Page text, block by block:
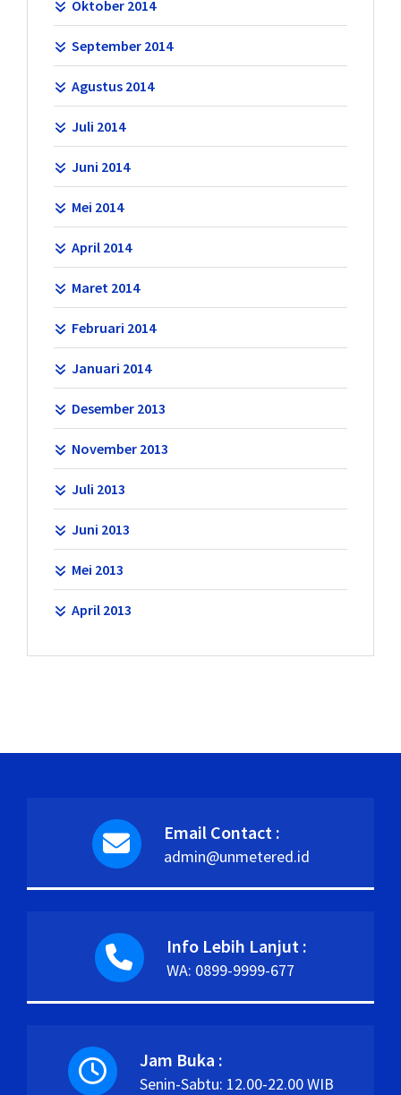
Oktober 2014
September 2014
Agustus 2014
Juli 2014
Juni 2014
Mei 2014
April 2014
Maret 2014
Februari 2014
Januari 2014
Desember 2013
November 2013
Juli 2013
Juni 2013
Mei 2013
April 2013
Email Contact :
admin@unmetered.id
Info Lebih Lanjut :
WA: 0899-9999-677
Jam Buka :
Senin-Sabtu: 12.00-22.00 WIB